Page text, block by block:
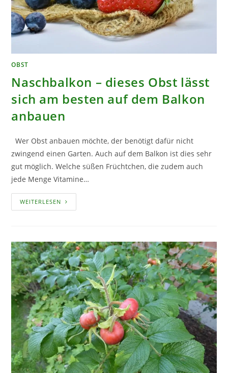
OBST
Naschbalkon – dieses Obst lässt
sich am besten auf dem Balkon
anbauen
Wer Obst anbauen möchte, der benötigt dafür nicht
zwingend einen Garten. Auch auf dem Balkon ist dies sehr
gut möglich. Welche süßen Früchtchen, die zudem auch
jede Menge Vitamine…
WEITERLESEN NASCHBALKON
–
AM
BESTEN
AUF
DEM
BALKON
ANBAUEN